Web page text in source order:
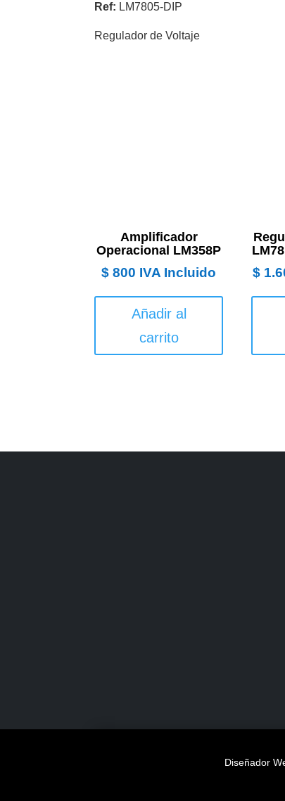
Ref: LM7805-DIP
Regulador de Voltaje
Amplificador
Operacional LM358P
$ 800 IVA Incluido
Añadir al
carrito
$
Diseñador